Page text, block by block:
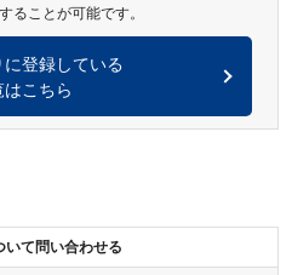
ることが可能です。
登録している
こちら
いて問い合わせる